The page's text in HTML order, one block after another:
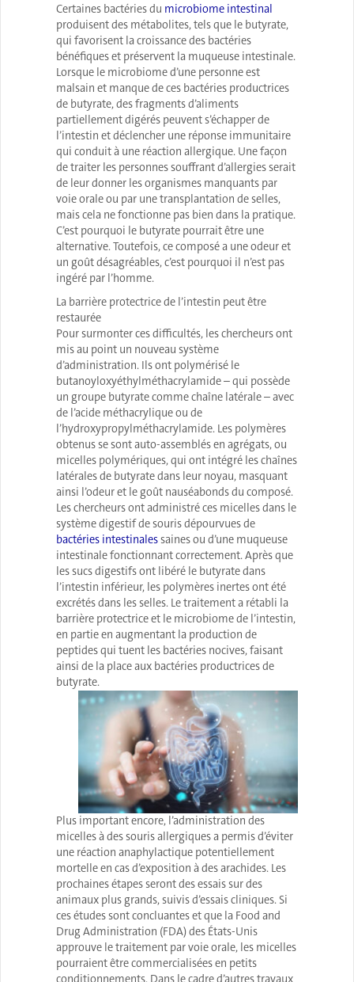
Certaines bactéries du microbiome intestinal
produisent des métabolites, tels que le butyrate,
qui favorisent la croissance des bactéries
bénéfiques et préservent la muqueuse intestinale.
Lorsque le microbiome d’une personne est
malsain et manque de ces bactéries productrices
de butyrate, des fragments d’aliments
partiellement digérés peuvent s’échapper de
l’intestin et déclencher une réponse immunitaire
qui conduit à une réaction allergique. Une façon
de traiter les personnes souffrant d’allergies serait
de leur donner les organismes manquants par
voie orale ou par une transplantation de selles,
mais cela ne fonctionne pas bien dans la pratique.
C’est pourquoi le butyrate pourrait être une
alternative. Toutefois, ce composé a une odeur et
un goût désagréables, c’est pourquoi il n’est pas
ingéré par l’homme.
La barrière protectrice de l’intestin peut être
restaurée
Pour surmonter ces difficultés, les chercheurs ont
mis au point un nouveau système
d’administration. Ils ont polymérisé le
butanoyloxyéthylméthacrylamide – qui possède
un groupe butyrate comme chaîne latérale – avec
de l’acide méthacrylique ou de
l’hydroxypropylméthacrylamide. Les polymères
obtenus se sont auto-assemblés en agrégats, ou
micelles polymériques, qui ont intégré les chaînes
latérales de butyrate dans leur noyau, masquant
ainsi l’odeur et le goût nauséabonds du composé.
Les chercheurs ont administré ces micelles dans le
système digestif de souris dépourvues de
bactéries intestinalessaines ou d’une muqueuse
intestinale fonctionnant correctement. Après que
les sucs digestifs ont libéré le butyrate dans
l’intestin inférieur, les polymères inertes ont été
excrétés dans les selles. Le traitement a rétabli la
barrière protectrice et le microbiome de l’intestin,
en partie en augmentant la production de
peptides qui tuent les bactéries nocives, faisant
ainsi de la place aux bactéries productrices de
butyrate.
Plus important encore, l’administration des
micelles à des souris allergiques a permis d’éviter
une réaction anaphylactique potentiellement
mortelle en cas d’exposition à des arachides. Les
prochaines étapes seront des essais sur des
animaux plus grands, suivis d’essais cliniques. Si
ces études sont concluantes et que la Food and
Drug Administration (FDA) des États-Unis
approuve le traitement par voie orale, les micelles
pourraient être commercialisées en petits